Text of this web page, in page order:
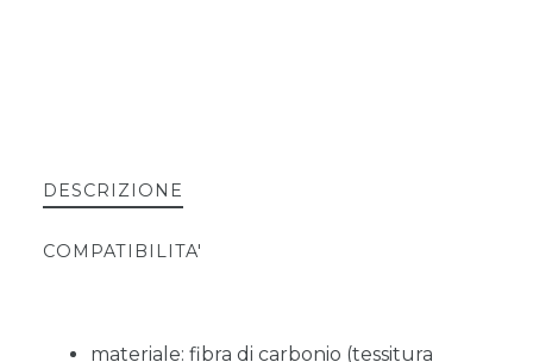
DESCRIZIONE
COMPATIBILITA'
materiale: fibra di carbonio (tessitura